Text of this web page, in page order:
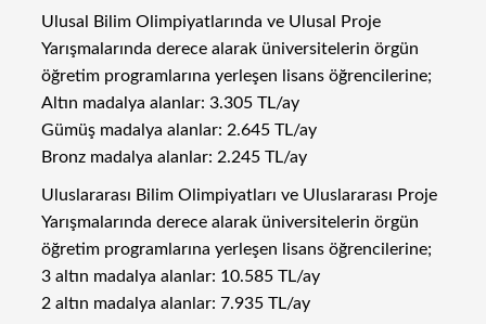
Ulusal Bilim Olimpiyatlarında ve Ulusal Proje
Yarışmalarında derece alarak üniversitelerin örgün
öğretim programlarına yerleşen lisans öğrencilerine;
Altın madalya alanlar: 3.305 TL/ay
Gümüş madalya alanlar: 2.645 TL/ay
Bronz madalya alanlar: 2.245 TL/ay
Uluslararası Bilim Olimpiyatları ve Uluslararası Proje
Yarışmalarında derece alarak üniversitelerin örgün
öğretim programlarına yerleşen lisans öğrencilerine;
3 altın madalya alanlar: 10.585 TL/ay
2 altın madalya alanlar: 7.935 TL/ay